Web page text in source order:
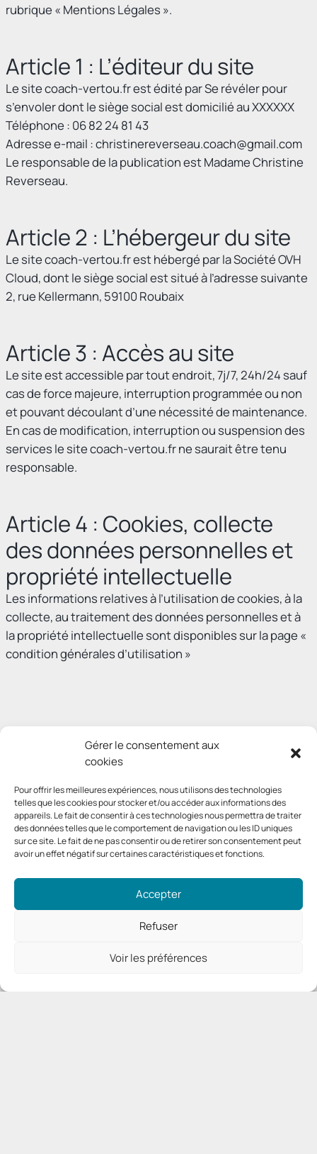
Gérer le consentement aux
cookies
Pour offrir les meilleures expériences, nous utilisons des technologies
telles que les cookies pour stocker et/ou accéder aux informations des
appareils. Le fait de consentir à ces technologies nous permettra de traiter
des données telles que le comportement de navigation ou les ID uniques
sur ce site. Le fait de ne pas consentir ou de retirer son consentement peut
avoir un effet négatif sur certaines caractéristiques et fonctions.
Accepter
Refuser
Voir les préférences
rubrique « Mentions Légales ».
Article 1 : L’éditeur du site
Le sitecoach-vertou.frest édité par Se révéler pour
s’envoler dont le siège social est domicilié au XXXXXX
Téléphone : 06 82 24 81 43
Adresse e-mail :christinereverseau.coach@gmail.com
Le responsable de la publication est Madame Christine
Reverseau.
Article 2 : L’hébergeur du site
Le sitecoach-vertou.frest hébergé par la Société OVH
Cloud, dont le siège social est situé à l’adresse suivante
2, rue Kellermann, 59100 Roubaix
Article 3 : Accès au site
Le site est accessible par tout endroit, 7j/7, 24h/24 sauf
cas de force majeure, interruption programmée ou non
et pouvant découlant d’une nécessité de maintenance.
En cas de modification, interruption ou suspension des
services le sitecoach-vertou.frne saurait être tenu
responsable.
Article 4 : Cookies, collecte
des données personnelles et
propriété intellectuelle
Les informations relatives à l’utilisation de cookies, à la
collecte, au traitement des données personnelles et à
la propriété intellectuelle sont disponibles sur la page «
condition générales d’utilisation »